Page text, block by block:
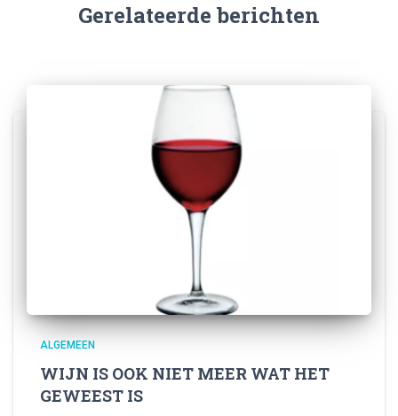
Gerelateerde berichten
ALGEMEEN
WIJN IS OOK NIET MEER WAT HET
GEWEEST IS